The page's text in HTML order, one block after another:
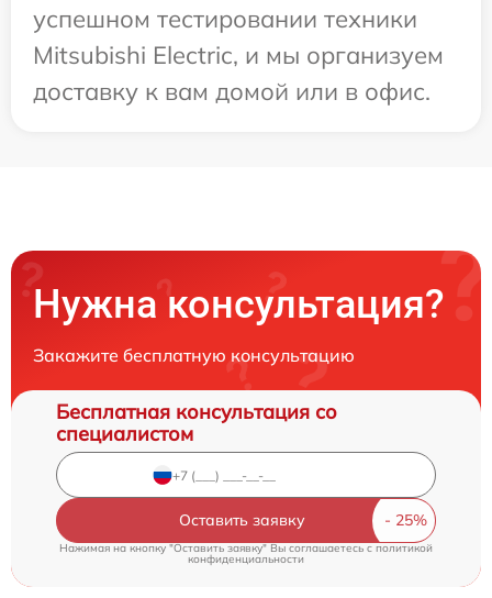
успешном тестировании техники
Mitsubishi Electric, и мы организуем
доставку к вам домой или в офис.
Нужна консультация?
Закажите бесплатную консультацию
Бесплатная консультация со
специалистом
Оставить заявку
Нажимая на кнопку "Оставить заявку" Вы соглашаетесь c политикой
конфиденциальности